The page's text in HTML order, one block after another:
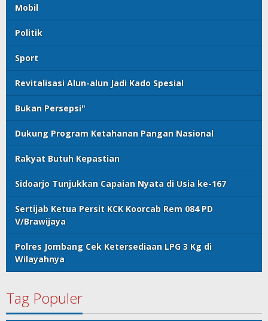
Mobil
Politik
Sport
Revitalisasi Alun-alun Jadi Kado Spesial
Bukan Persepsi"
Dukung Program Ketahanan Pangan Nasional
Rakyat Butuh Kepastian
Sidoarjo Tunjukkan Capaian Nyata di Usia ke-167
Sertijab Ketua Persit KCK Koorcab Rem 084 PD
V/Brawijaya
Polres Jombang Cek Ketersediaan LPG 3 Kg di
Wilayahnya
Tag Populer